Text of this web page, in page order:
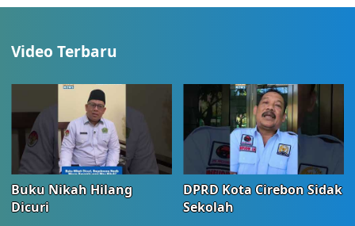
Video Terbaru
Buku Nikah Hilang
Dicuri
DPRD Kota Cirebon Sidak
Sekolah